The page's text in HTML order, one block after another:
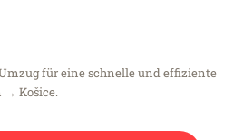
für eine schnelle und effiziente
→ Košice.